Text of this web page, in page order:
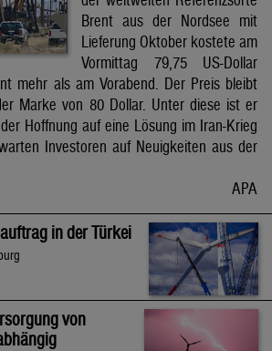
Brent aus der Nordsee mit
Lieferung Oktober kostete am
Vormittag 79,75 US-Dollar
mehr als am Vorabend. Der Preis bleibt
Marke von 80 Dollar. Unter diese ist er
Hoffnung auf eine Lösung im Iran-Krieg
Investoren auf Neuigkeiten aus der
APA
in der Türkei
von